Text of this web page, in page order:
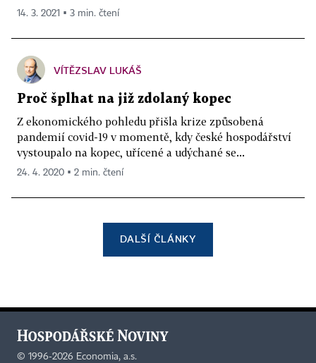
14. 3. 2021 ▪ 3 min. čtení
VÍTĚZSLAV LUKÁŠ
Proč šplhat na již zdolaný kopec
Z ekonomického pohledu přišla krize způsobená
pandemií covid-19 v momentě, kdy české hospodářství
vystoupalo na kopec, uřícené a udýchané se...
24. 4. 2020 ▪ 2 min. čtení
DALŠÍ ČLÁNKY
© 1996-2026 Economia, a.s.